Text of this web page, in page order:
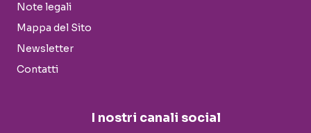
Note legali
Mappa del Sito
Newsletter
Contatti
I nostri canali social